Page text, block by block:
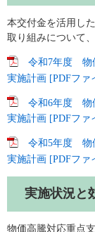
本交付金を活用し
取り組みについて
令和7年度 物
実施計画 [PDFファ
令和6年度 物
実施計画 [PDFファ
令和5年度 物
実施計画 [PDFファ
実施状況と
物価高騰対応重点